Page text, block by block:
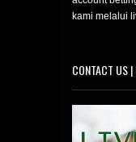
kami melalui
CONTACT US |